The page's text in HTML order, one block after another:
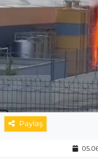
Paylaş
SPOR
MAGAZİN